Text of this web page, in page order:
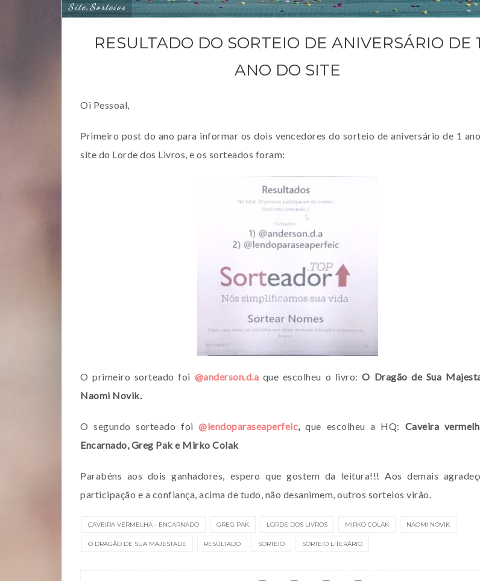
Site, Sorteios
RESULTADO DO SORTEIO DE ANIVERSÁRIO DE 1
ANO DO SITE
Oi Pessoal,
Primeiro post do ano para informar os dois vencedores do sorteio de aniversário de 1
site do Lorde dos Livros, e os sorteados foram:
O primeiro sorteado foi @anderson.d.a que escolheu o livro:O Dragão de Sua
Naomi Novik.
O segundo sorteado foi@lendoparaseaperfeic,que escolheu a HQ: Caveira
Encarnado, Greg Pak e Mirko Colak
Parabéns aos dois ganhadores, espero que gostem da leitura!!! Aos demais
participação e a confiança, acima de tudo, não desanimem, outros sorteios virão.
CAVEIRA VERMELHA - ENCARNADO GREG PAK LORDE DOS LIVROS MIRKO COLAK NAOMI NOVIK
O DRAGÃO DE SUA MAJESTADE RESULTADO SORTEIO SORTEIO LITERÁRIO